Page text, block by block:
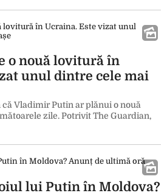
o nouă lovitură în
unul dintre cele mai
Vladimir Putin ar plănui o nouă
zile. Potrivit The Guardian,
lui Putin în Moldova?